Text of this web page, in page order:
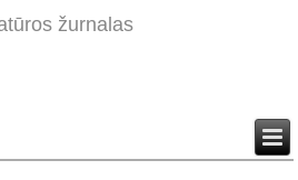
žurnalas